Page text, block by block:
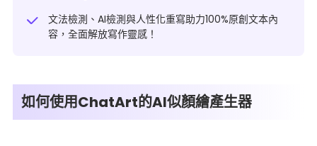
文法檢測、 AI檢測與人性化重寫助力100%原創文本內
容，全面解放寫作靈感！
如何使用ChatArt的AI似顏繪產生器